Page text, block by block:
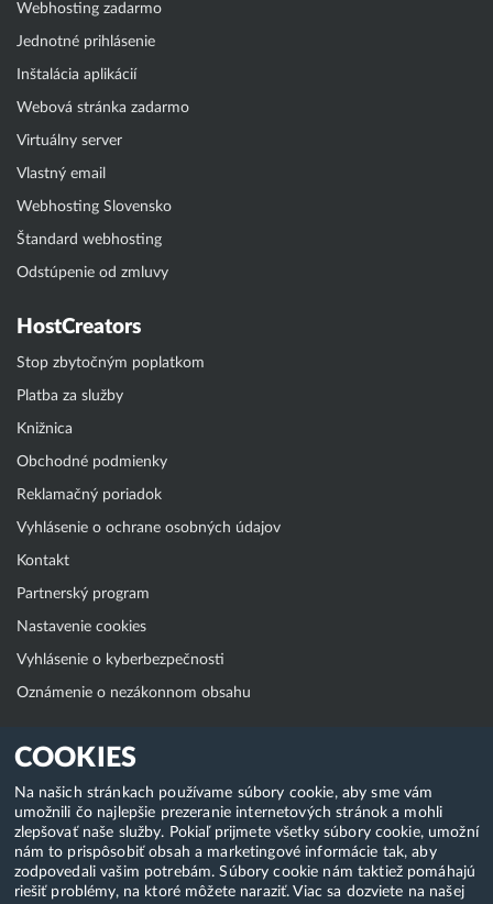
COOKIES
Na našich stránkach používame súbory cookie, aby sme vám
umožnili čo najlepšie prezeranie internetových stránok a mohli
zlepšovať naše služby. Pokiaľ prijmete všetky súbory cookie, umožní
nám to prispôsobiť obsah a marketingové informácie tak, aby
zodpovedali vašim potrebám. Súbory cookie nám taktiež pomáhajú
riešiť problémy, na ktoré môžete naraziť. Viac sa dozviete na našej
Webhosting zadarmo
Jednotné prihlásenie
Inštalácia aplikácií
Webová stránka zadarmo
Virtuálny server
Vlastný email
Webhosting Slovensko
Štandard webhosting
Odstúpenie od zmluvy
HostCreators
Stop zbytočným poplatkom
Platba za služby
Knižnica
Obchodné podmienky
Reklamačný poriadok
Vyhlásenie o ochrane osobných údajov
Kontakt
Partnerský program
Nastavenie cookies
Vyhlásenie o kyberbezpečnosti
Oznámenie o nezákonnom obsahu
Klientská zóna
WebAdmin
WebMail
Zmena hesla (E-mail, FTP, SSH)
Webhosting